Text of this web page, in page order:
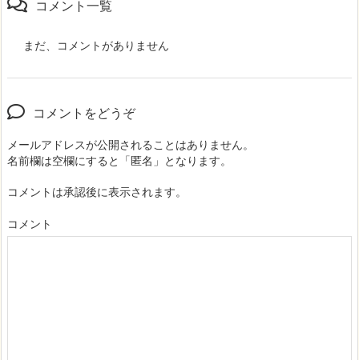
コメント一覧
まだ、コメントがありません
コメントをどうぞ
メールアドレスが公開されることはありません。
名前欄は空欄にすると「匿名」となります。
コメントは承認後に表示されます。
コメント